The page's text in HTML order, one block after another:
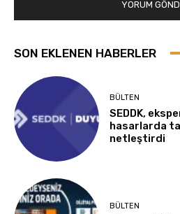
SON EKLENEN HABERLER
BÜLTEN
SEDDK,
hasarlarda
netleştirdi
BÜLTEN